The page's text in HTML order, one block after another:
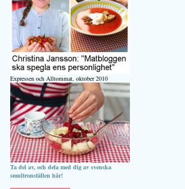
Expressen och Alltommat, oktober 2010
Ta del av, och dela med dig av svenska
smultronställen här!